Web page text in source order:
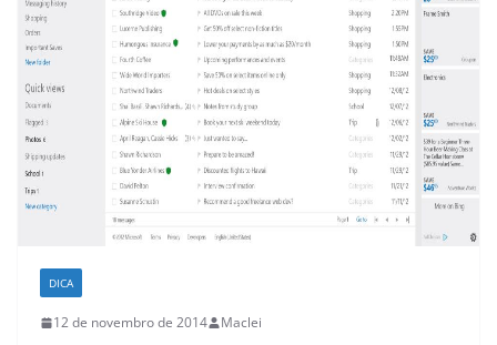
DICA
12 de novembro de 2014 Maclei